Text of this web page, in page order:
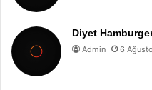
Diyet
Admin 6